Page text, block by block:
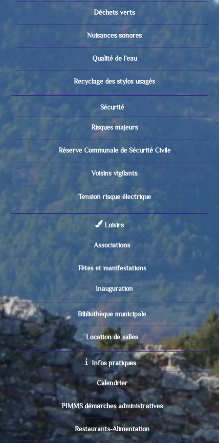
Déchets verts
Nuisances sonores
Qualité de l’eau
Recyclage des stylos usagés
Sécurité
Risques majeurs
Réserve Communale de Sécurité Civile
Voisins vigilants
Tension risque électrique
Loisirs
Associations
Fêtes et manifestations
Inauguration
Bibliothèque municipale
Location de salles
Infos pratiques
Calendrier
PIMMS démarches administratives
Restaurants-Alimentation